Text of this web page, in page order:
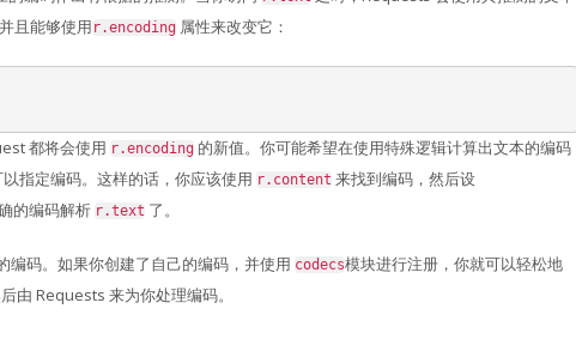
且能够使用 r.encoding 属性来改变它：
都将会使用 r.encoding 的新值。你可能希望在使用特殊逻辑计算出文本的编码
指定编码。这样的话，你应该使用 r.content 来找到编码，然后设
的编码解析 r.text 了。
码。如果你创建了自己的编码，并使用 codecs模块进行注册，你就可以轻松地
由 Requests 来为你处理编码。